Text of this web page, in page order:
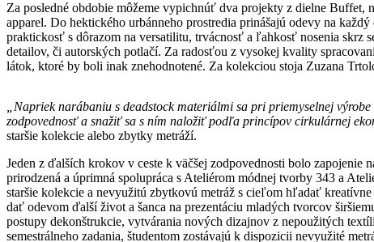
Za posledné obdobie môžeme vypichnúť dva projekty z dielne
apparel. Do hektického urbánneho prostredia prinášajú odevy na
praktickosť s dôrazom na versatilitu, trvácnosť a ľahkosť nosenia
detailov, či autorských potlačí. Za radosťou z vysokej kvality
látok, ktoré by boli inak znehodnotené. Za kolekciou stoja Zuzana
„Napriek narábaniu s deadstock materiálmi sa pri priemyselnej
zodpovednosť a snažiť sa s ním naložiť podľa princípov cirkulárnej
staršie kolekcie alebo zbytky metráží.
Jeden z ďalších krokov v ceste k väčšej zodpovednosti bolo
prirodzená a úprimná spolupráca s Ateliérom módnej tvorby 343 a
staršie kolekcie a nevyužitú zbytkovú metráž s cieľom hľadať
dať odevom ďalší život a šanca na prezentáciu mladých tvorcov
postupy dekonštrukcie, vytvárania nových dizajnov z nepoužitých
semestrálneho zadania, študentom zostávajú k dispozicii nevyužité